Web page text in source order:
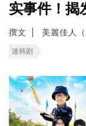
实事件！揭
撰文 美麗佳人（
迷韩剧